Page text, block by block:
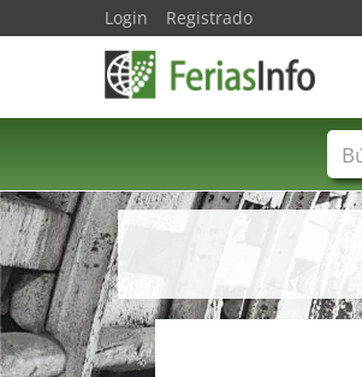
Login Registrado